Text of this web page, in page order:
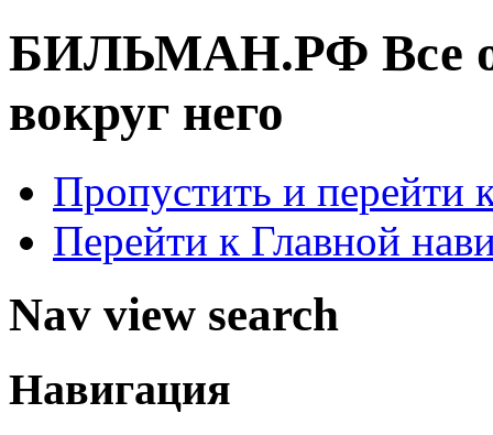
БИЛЬМАН.РФ Все
вокруг него
Пропустить и перейти
Перейти к Главной
Nav view search
Навигация